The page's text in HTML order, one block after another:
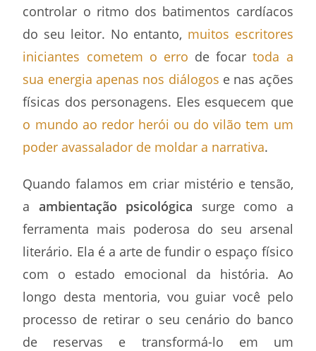
controlar o ritmo dos batimentos cardíacos
do seu leitor. No entanto, muitos escritores
iniciantes cometem o erro de focar toda a
sua energia apenas nos diálogos e nas ações
físicas dos personagens. Eles esquecem que
o mundo ao redor herói ou do vilão tem um
poder avassalador de moldar a narrativa.
Quando falamos em criar mistério e tensão,
a ambientação psicológica surge como a
ferramenta mais poderosa do seu arsenal
literário. Ela é a arte de fundir o espaço físico
com o estado emocional da história. Ao
longo desta mentoria, vou guiar você pelo
processo de retirar o seu cenário do banco
de reservas e transformá-lo em um